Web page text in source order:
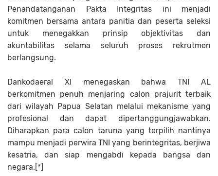
Penandatanganan Pakta Integritas ini menjadi
komitmen bersama antara panitia dan peserta seleksi
untuk menegakkan prinsip objektivitas dan
akuntabilitas selama seluruh proses rekrutmen
berlangsung.
Dankodaeral XI menegaskan bahwa TNI AL
berkomitmen penuh menjaring calon prajurit terbaik
dari wilayah Papua Selatan melalui mekanisme yang
profesional dan dapat dipertanggungjawabkan.
Diharapkan para calon taruna yang terpilih nantinya
mampu menjadi perwira TNI yang berintegritas, berjiwa
kesatria, dan siap mengabdi kepada bangsa dan
negara.[*]